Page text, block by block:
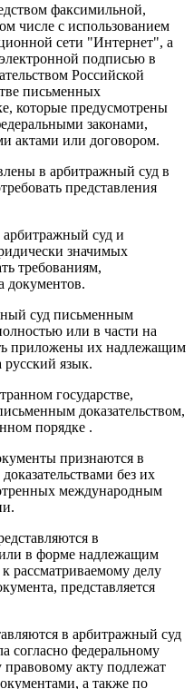
факсимильной,
числе с использованием
сети "Интернет", а
подписью в
Российской
письменных
которые предусмотрены
законами,
актами или договором.
в арбитражный суд в
представления
суд и
значимых
требованиям,
документов.
суд письменным
или в части на
приложены их надлежащим
русский язык.
государстве,
доказательством,
порядке .
признаются в
без их
международным
в
в форме надлежащим
рассматриваемому делу
представляется
в арбитражный суд
согласно федеральному
акту подлежат
а также по